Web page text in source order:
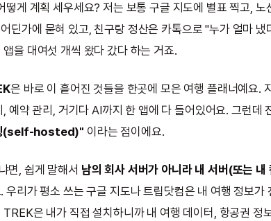
떻게 계획 세우세요? 저는 보통 구글 지도에 별표 찍고, 노
딘가에 묻혀 있고, 친구랑 정산은 카톡으로 "누가 얼마 냈
을 대여섯 개씩 왔다 갔다 하는 거죠.
은 바로 이 흩어진 것들을 한곳에 모은 여행 플래너예요.
, 예약 관리, 거기다 AI까지 한 앱에 다 들어있어요. 그런데
(self-hosted)" 이라는 점이에요.
면, 쉽게 말해서 남의 회사 서버가 아니라 내 서버(또는 내
우리가 평소 쓰는 구글 지도나 트립닷컴은 내 여행 정보가
은 내가 직접 설치하니까 내 여행 데이터, 항공권 정